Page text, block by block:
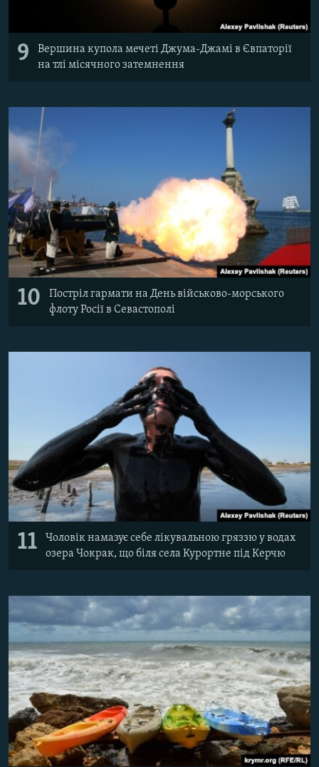
9
Вершина купола мечеті Джума-Джамі в Євпаторії
на тлі місячного затемнення
10
Постріл гармати на День військово-морського
флоту Росії в Севастополі
11
Чоловік намазує себе лікувальною гряззю у водах
озера Чокрак, що біля села Курортне під Керчю